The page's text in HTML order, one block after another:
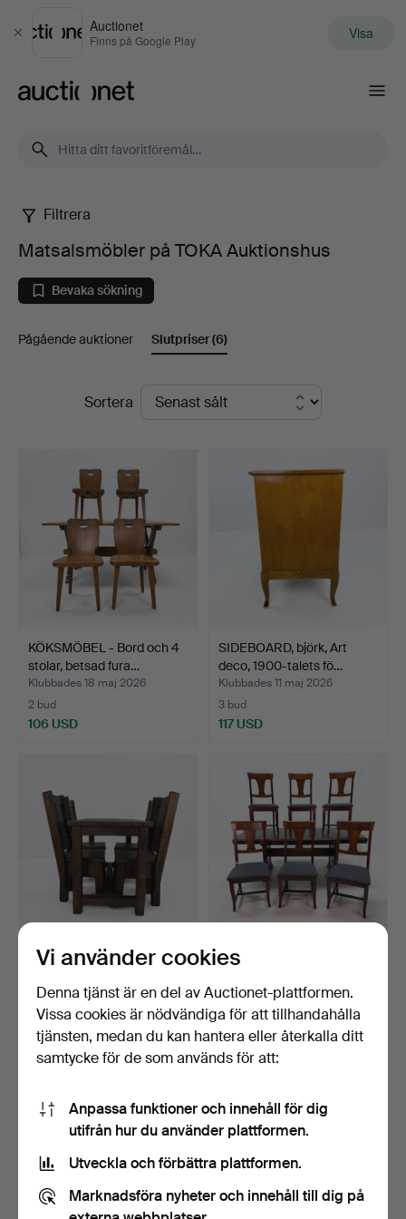
Stäng
Auctionet
Finns på Google Play Visa
Matsalsmöbler
på
TOKA
Auktionshus
Filtrera
Matsalsmöbler på TOKA Auktionshus
Bevaka sökning
Pågående auktioner Slutpriser(6)
SlutpriserSortera
KÖKSMÖBEL - Bord och 4
stolar, betsad fura…
Klubbades 18 maj 2026
2 bud
106 USD
SIDEBOARD, björk, Art
deco, 1900-talets fö…
Klubbades 11 maj 2026
3 bud
117 USD
BORD & STOLAR - massivt
trä, mörkbetsat 19…
Klubbades 5 maj 2026
4 bud
211 USD
MATSALSGRUPP -
Jugendstil, samtida.
Klubbades 3 jan 2026
3 bud
211 USD
Vi använder cookies
Denna tjänst är en del av Auctionet-plattformen.
Vissa cookies är nödvändiga för att tillhandahålla
tjänsten, medan du kan hantera eller återkalla ditt
samtycke för de som används för att:
Anpassa funktioner och innehåll för dig
utifrån hur du använder plattformen.
Utveckla och förbättra plattformen.
Marknadsföra nyheter och innehåll till dig på